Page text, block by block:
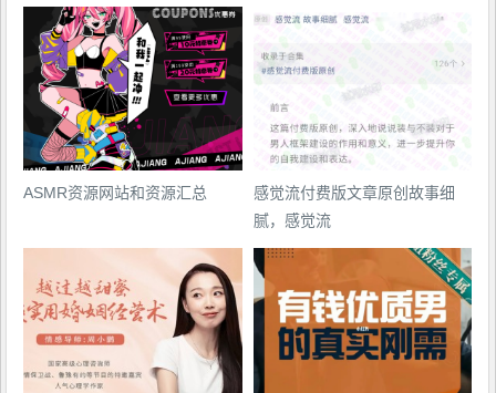
ASMR资源网站和资源汇总
感觉流付费版文章原创故事细
腻，感觉流